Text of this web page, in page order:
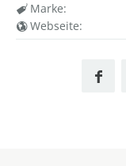
Marke:
Webseite: